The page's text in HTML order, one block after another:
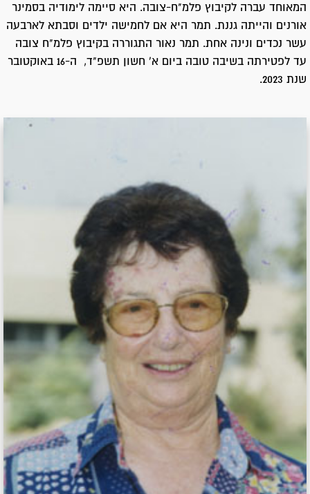
המאוחד עברה לקיבוץ פלמ"ח-צובה. היא סיימה לימודיה בסמינר
אורנים והייתה גננת. תמר היא אם לחמישה ילדים וסבתא לארבעה
עשר נכדים ונינה אחת. תמר נאור התגוררה בקיבוץ פלמ"ח צובה
עד לפטירתה בשיבה טובה ביום א' חשון תשפ"ד, ה-16 באוקטובר
שנת 2023.